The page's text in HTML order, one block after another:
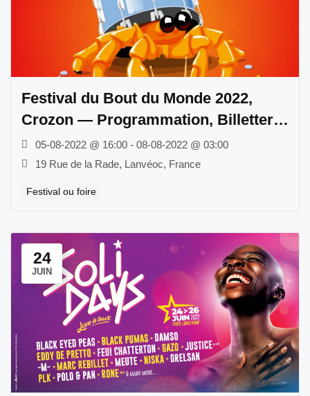
Festival du Bout du Monde 2022,
Crozon — Programmation, Billetterie
et Date
05-08-2022 @ 16:00 - 08-08-2022 @ 03:00
19 Rue de la Rade, Lanvéoc, France
Festival ou foire
24
JUIN